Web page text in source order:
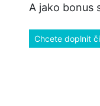
A jako bonus
Chcete doplnit